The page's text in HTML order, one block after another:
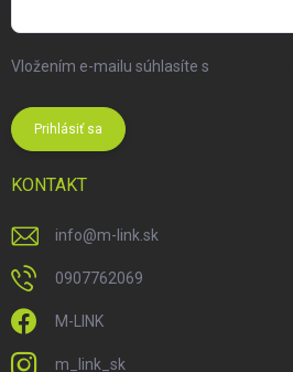
Vložením e-mailu súhlasíte s
Prihlásiť sa
KONTAKT
info@m-link.sk
0907762069
M-LINK
m_link_sk